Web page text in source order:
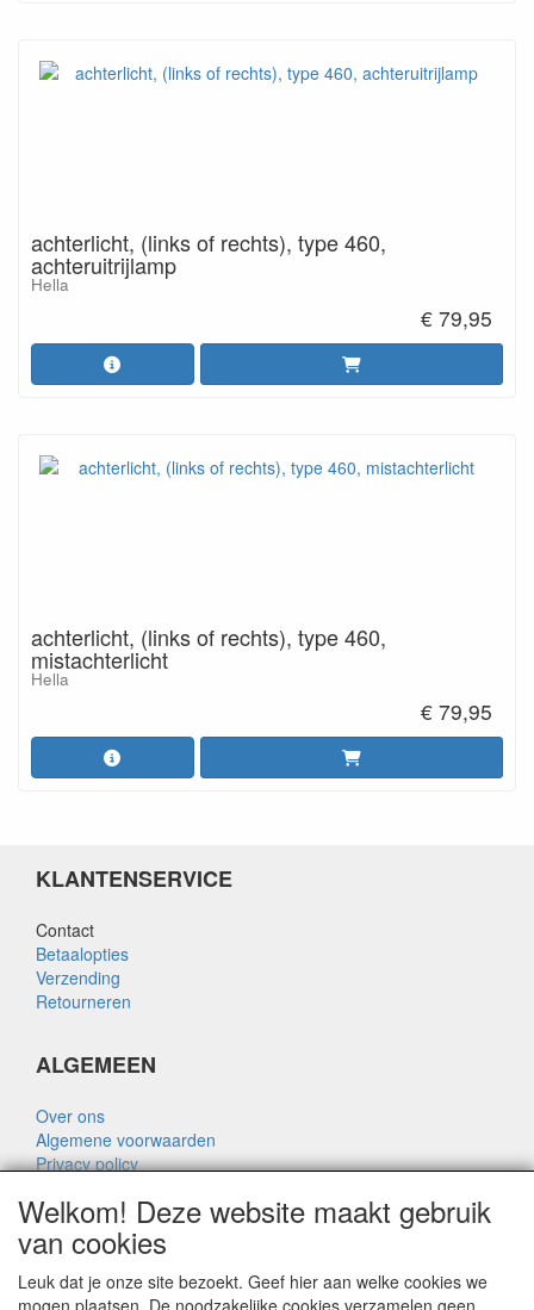
achterlicht, (links of rechts), type 460,
achteruitrijlamp
Hella
€ 79,95
achterlicht, (links of rechts), type 460,
mistachterlicht
Hella
€ 79,95
KLANTENSERVICE
Contact
Betaalopties
Verzending
Retourneren
ALGEMEEN
Over ons
Algemene voorwaarden
Privacy policy
Over Rik Thijssen
Welkom! Deze website maakt gebruik
van cookies
Leuk dat je onze site bezoekt. Geef hier aan welke cookies we
mogen plaatsen. De noodzakelijke cookies verzamelen geen